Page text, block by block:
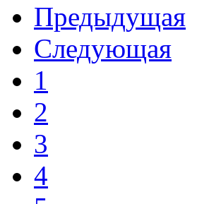
Предыдущая
Следующая
1
2
3
4